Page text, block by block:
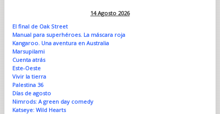
14 Agosto 2026
El final de Oak Street
Manual para superhéroes. La máscara roja
Kangaroo. Una aventura en Australia
Marsupilami
Cuenta atrás
Este-Oeste
Vivir la tierra
Palestina 36
Días de agosto
Nimrods: A green day comedy
Katseye: Wild Hearts